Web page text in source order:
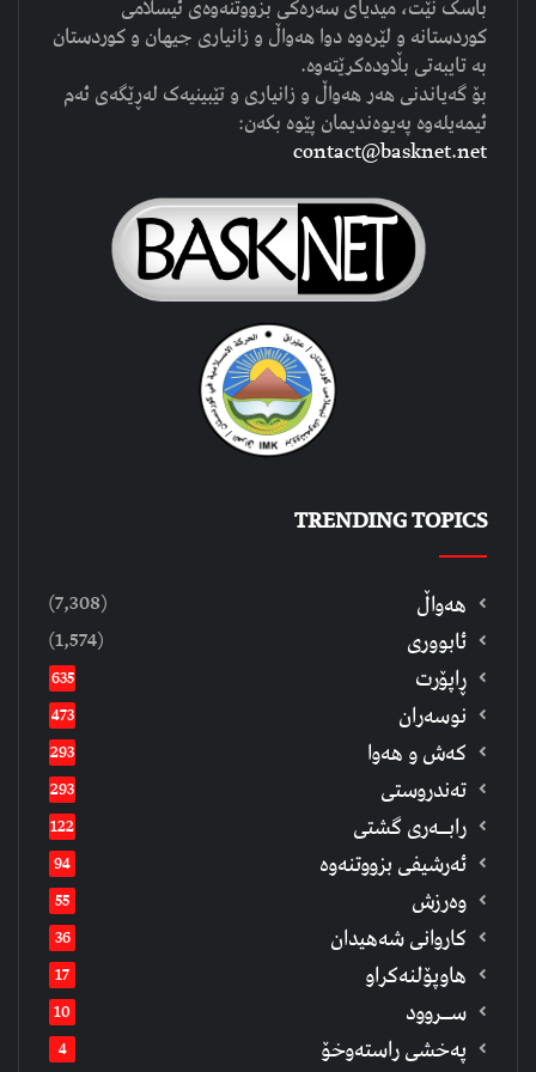
باسک نێت، میدیای سەرەکی بزووتنەوەی ئیسلامی
کوردستانە و لێرەوە دوا هەواڵ و زانیاری جیهان و کوردستان
بە تایبەتی بڵاودەکرێتەوە.
بۆ گەیاندنی هەر هەواڵ و زانیاری و تێبینیەک لەڕێگەی ئەم
ئیمەیلەوە پەیوەندیمان پێوە بکەن:
contact@basknet.net
TRENDING TOPICS
هەواڵ (7,308)
ئابووری (1,574)
ڕاپۆرت 635
نوسەران 473
كەش و هەوا 293
تەندروستی 293
رابــه‌ری گشتی 122
ئەرشیفى بزووتنەوە 94
وەرزش 55
كاروانی شەهیدان 36
هاوپۆلنەكراو 17
ســروود 10
په‌خشی راسته‌وخۆ 4